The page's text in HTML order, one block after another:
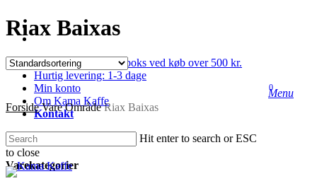
Skip
to
content
facebook
instagram
Gratis fragt til pakkeboks ved køb over 500 kr.
Hurtig levering: 1-3 dage
Min konto
Om Kama Kaffe
Kontakt
Hit enter to search or ESC
to close
Close
Search
0
Menu
Riax Baixas
Forside Vare Område Riax Baixas
Varekategorier